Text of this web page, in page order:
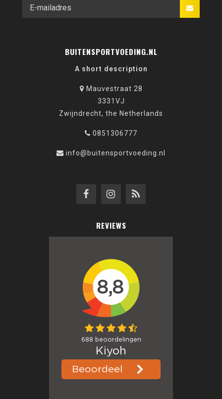
BUITENSPORTVOEDING.NL
A short description
Mauvestraat 28
3331VJ
Zwijndrecht, the Netherlands
0851306777
info@buitensportvoeding.nl
REVIEWS